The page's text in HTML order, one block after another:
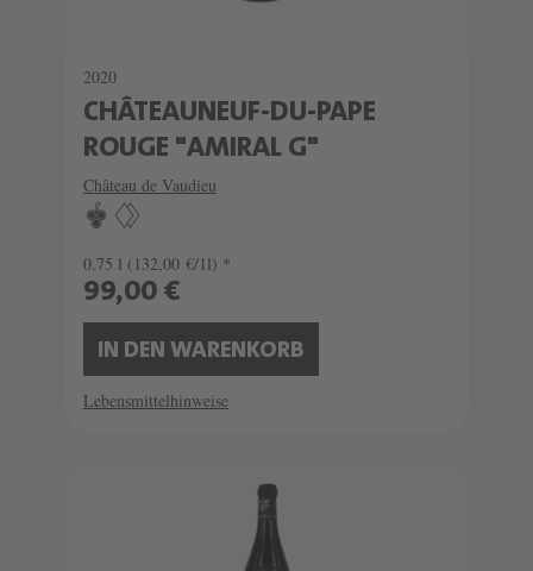
2020
CHÂTEAUNEUF-DU-PAPE
ROUGE "AMIRAL G"
Château de Vaudieu
0.75 l (132,00 €/1l) *
99,00 €
IN DEN WARENKORB
Lebensmittelhinweise